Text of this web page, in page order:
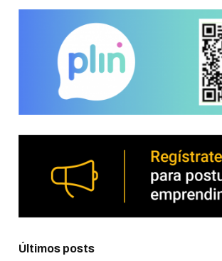
Últimos posts